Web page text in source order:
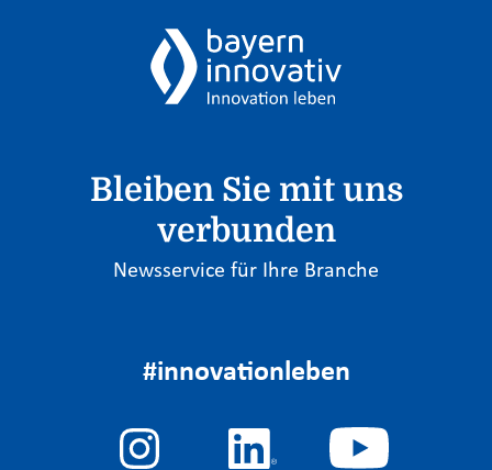
Bleiben Sie mit uns
verbunden
Newsservice für Ihre Branche
#innovationleben